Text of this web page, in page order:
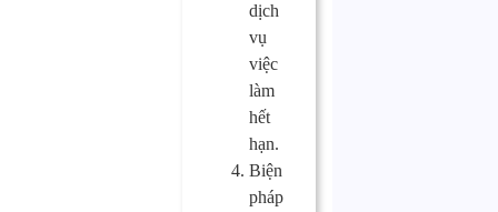
dịch
vụ
việc
làm
hết
hạn.
Biện
pháp